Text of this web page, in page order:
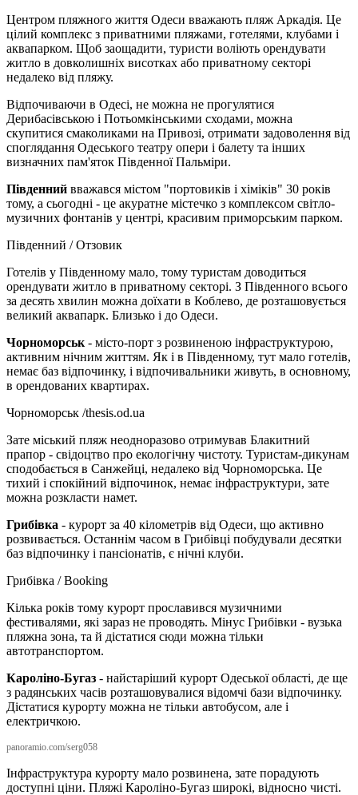
Центром пляжного життя Одеси вважають пляж Аркадія. Це
цілий комплекс з приватними пляжами, готелями, клубами і
аквапарком. Щоб заощадити, туристи воліють орендувати
житло в довколишніх висотках або приватному секторі
недалеко від пляжу.
Відпочиваючи в Одесі, не можна не прогулятися
Дерибасівською і Потьомкінськими сходами, можна
скупитися смаколиками на Привозі, отримати задоволення від
споглядання Одеського театру опери і балету та інших
визначних пам'яток Південної Пальміри.
Південний вважався містом "портовиків і хіміків" 30 років
тому, а сьогодні - це акуратне містечко з комплексом світло-
музичних фонтанів у центрі, красивим приморським парком.
Південний / Отзовик
Готелів у Південному мало, тому туристам доводиться
орендувати житло в приватному секторі. З Південного всього
за десять хвилин можна доїхати в Коблево, де розташовується
великий аквапарк. Близько і до Одеси.
Чорноморськ - місто-порт з розвиненою інфраструктурою,
активним нічним життям. Як і в Південному, тут мало готелів,
немає баз відпочинку, і відпочивальники живуть, в основному,
в орендованих квартирах.
Чорноморськ /thesis.od.ua
Зате міський пляж неодноразово отримував Блакитний
прапор - свідоцтво про екологічну чистоту. Туристам-дикунам
сподобається в Санжейці, недалеко від Чорноморська. Це
тихий і спокійний відпочинок, немає інфраструктури, зате
можна розкласти намет.
Грибівка - курорт за 40 кілометрів від Одеси, що активно
розвивається. Останнім часом в Грибівці побудували десятки
баз відпочинку і пансіонатів, є нічні клуби.
Грибівка / Booking
Кілька років тому курорт прославився музичними
фестивалями, які зараз не проводять. Мінус Грибівки - вузька
пляжна зона, та й дістатися сюди можна тільки
автотранспортом.
Кароліно-Бугаз - найстаріший курорт Одеської області, де ще
з радянських часів розташовувалися відомчі бази відпочинку.
Дістатися курорту можна не тільки автобусом, але і
електричкою.
panoramio.com/serg058
Інфраструктура курорту мало розвинена, зате порадують
доступні ціни. Пляжі Кароліно-Бугаз широкі, відносно чисті.